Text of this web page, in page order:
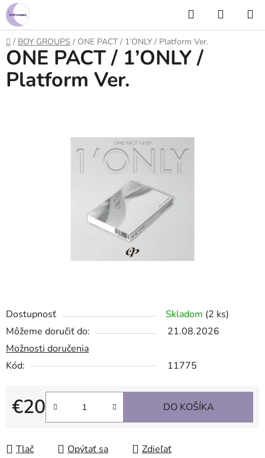
Prejsť
na
obsah
Hľadať
KOŠÍK
Domov
/ BOY GROUPS / ONE PACT / 1’ONLY / Platform Ver.
Dostupnosť Skladom (2 ks)
Môžeme doručiť do:
21.08.2026
Možnosti doručenia
Kód:
11775
€20
Jednotková cena:
DO KOŠÍKA
Tlač Opýtať sa Zdieľať
ONE PACT / 1’ONLY /
Platform Ver.